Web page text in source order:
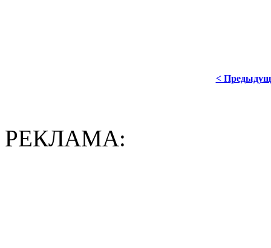
<
РЕКЛАМА: